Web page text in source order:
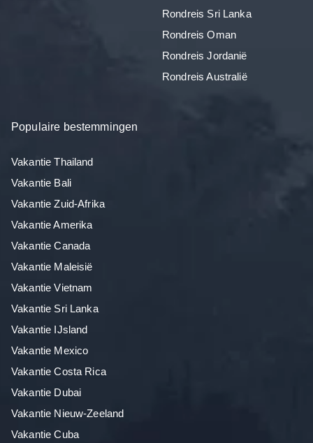
Rondreis Sri Lanka
Rondreis Oman
Rondreis Jordanië
Rondreis Australië
Populaire bestemmingen
Vakantie Thailand
Vakantie Bali
Vakantie Zuid-Afrika
Vakantie Amerika
Vakantie Canada
Vakantie Maleisië
Vakantie Vietnam
Vakantie Sri Lanka
Vakantie IJsland
Vakantie Mexico
Vakantie Costa Rica
Vakantie Dubai
Vakantie Nieuw-Zeeland
Vakantie Cuba